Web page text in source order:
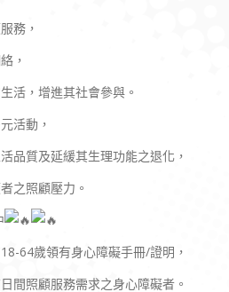
務，
，
活，增進其社會參與。
活動，
品質及延緩其生理功能之退化，
之照顧壓力。
64歲領有身心障礙手冊/證明，
間照顧服務需求之身心障礙者。